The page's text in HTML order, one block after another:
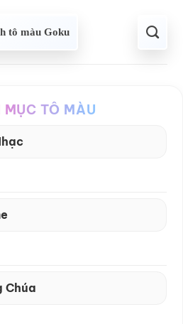
tô màu Goku
MỤC TÔ MÀU
Chúa